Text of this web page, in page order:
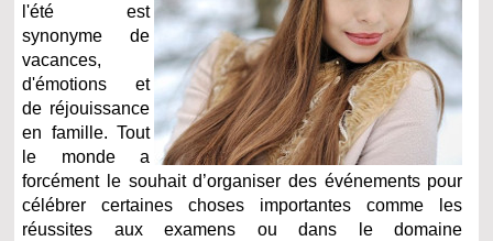
l'été est
synonyme de
vacances,
d'émotions et
de réjouissance
en famille. Tout
le monde a
forcément le souhait d’organiser des événements pour
célébrer certaines choses importantes comme les
réussites aux examens ou dans le domaine